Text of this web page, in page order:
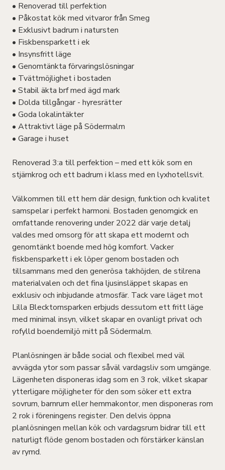
• Renoverad till perfektion
• Påkostat kök med vitvaror från Smeg
• Exklusivt badrum i natursten
• Fiskbensparkett i ek
• Insynsfritt läge
• Genomtänkta förvaringslösningar
• Tvättmöjlighet i bostaden
• Stabil äkta brf med ägd mark
• Dolda tillgångar - hyresrätter
• Goda lokalintäkter
• Attraktivt läge på Södermalm
• Garage i huset
Renoverad 3:a till perfektion – med ett kök som en
stjärnkrog och ett badrum i klass med en lyxhotellsvit.
Välkommen till ett hem där design, funktion och kvalitet
samspelar i perfekt harmoni. Bostaden genomgick en
omfattande renovering under 2022 där varje detalj
valdes med omsorg för att skapa ett modernt och
genomtänkt boende med hög komfort. Vacker
fiskbensparkett i ek löper genom bostaden och
tillsammans med den generösa takhöjden, de stilrena
materialvalen och det fina ljusinsläppet skapas en
exklusiv och inbjudande atmosfär. Tack vare läget mot
Lilla Blecktornsparken erbjuds dessutom ett fritt läge
med minimal insyn, vilket skapar en ovanligt privat och
rofylld boendemiljö mitt på Södermalm.
Planlösningen är både social och flexibel med väl
avvägda ytor som passar såväl vardagsliv som umgänge.
Lägenheten disponeras idag som en 3 rok, vilket skapar
ytterligare möjligheter för den som söker ett extra
sovrum, barnrum eller hemmakontor, men disponeras rom
2 rok i föreningens register. Den delvis öppna
planlösningen mellan kök och vardagsrum bidrar till ett
naturligt flöde genom bostaden och förstärker känslan
av rymd.